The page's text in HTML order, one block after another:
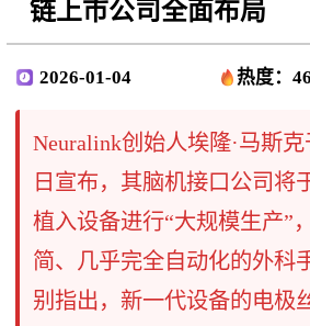
链上市公司全面布局
2026-01-04 热度：
Neuralink创始人埃隆·马斯克
日宣布，其脑机接口公司将
植入设备进行“大规模生产”
简、几乎完全自动化的外科
别指出，新一代设备的电极